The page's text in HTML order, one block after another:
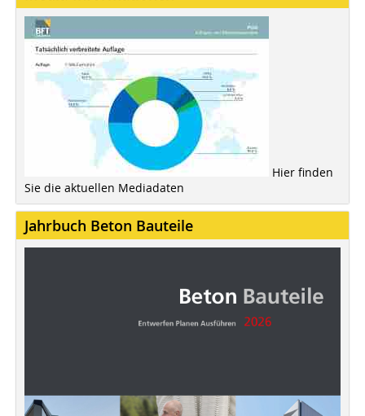
Hier finden
Sie die aktuellen Mediadaten
Jahrbuch Beton Bauteile